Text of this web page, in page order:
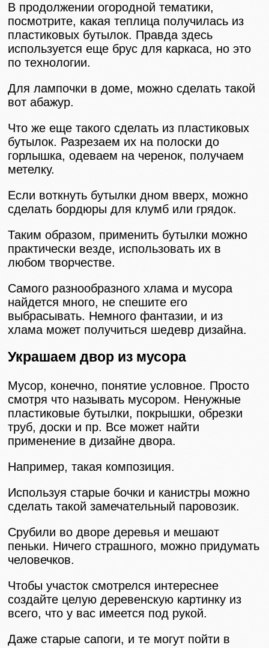
В продолжении огородной тематики,
посмотрите, какая теплица получилась из
пластиковых бутылок. Правда здесь
используется еще брус для каркаса, но это
по технологии.
Для лампочки в доме, можно сделать такой
вот абажур.
Что же еще такого сделать из пластиковых
бутылок. Разрезаем их на полоски до
горлышка, одеваем на черенок, получаем
метелку.
Если воткнуть бутылки дном вверх, можно
сделать бордюры для клумб или грядок.
Таким образом, применить бутылки можно
практически везде, использовать их в
любом творчестве.
Самого разнообразного хлама и мусора
найдется много, не спешите его
выбрасывать. Немного фантазии, и из
хлама может получиться шедевр дизайна.
Украшаем двор из мусора
Мусор, конечно, понятие условное. Просто
смотря что называть мусором. Ненужные
пластиковые бутылки, покрышки, обрезки
труб, доски и пр. Все может найти
применение в дизайне двора.
Например, такая композиция.
Используя старые бочки и канистры можно
сделать такой замечательный паровозик.
Срубили во дворе деревья и мешают
пеньки. Ничего страшного, можно придумать
человечков.
Чтобы участок смотрелся интереснее
создайте целую деревенскую картинку из
всего, что у вас имеется под рукой.
Даже старые сапоги, и те могут пойти в